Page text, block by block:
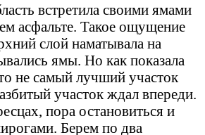
встретила своими ямами
асфальте. Такое ощущение
слой наматывала на
ямы. Но как показала
не самый лучший участок
участок ждал впереди.
пора остановиться и
Берем по два